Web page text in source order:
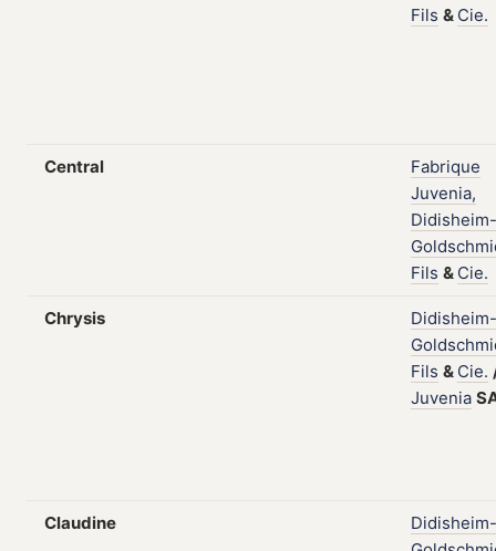
Fils & Cie.
Central
Fabrique
Juvenia,
Didisheim-
Fils & Cie.
Chrysis
Didisheim-
Fils & Cie.
Juvenia
Claudine
Didisheim-